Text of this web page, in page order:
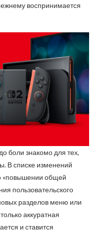
воспринимается
боли знакомо для тех,
В списке изменений
«повышении общей
пользовательского
разделов меню или
аккуратная
и ставится